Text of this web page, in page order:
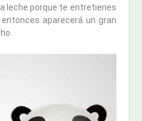
leche porque te entretienes
aparecerá un gran